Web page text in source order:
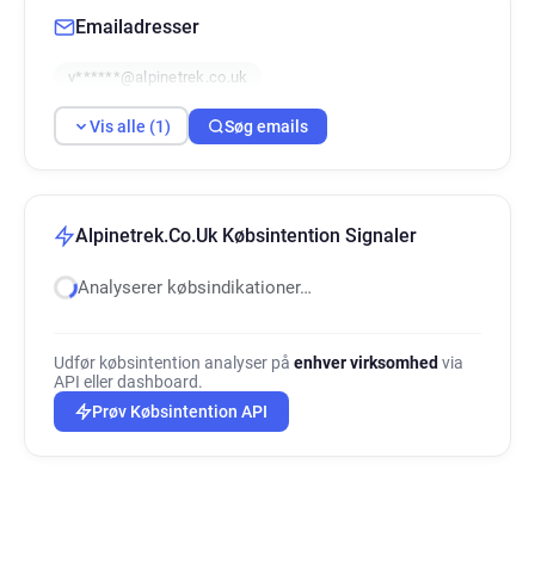
Emailadresser
v******@alpinetrek.co.uk
Vis alle (1) Søg emails
Alpinetrek.Co.Uk Købsintention Signaler
Analyserer købsindikationer…
Udfør købsintention analyser på enhver virksomhed via
API eller dashboard.
Prøv Købsintention API